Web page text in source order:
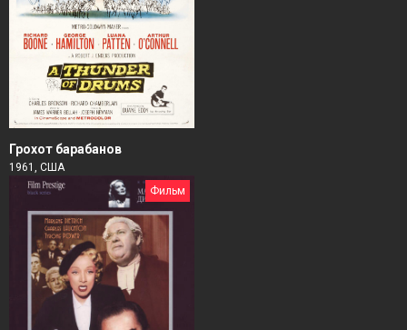
Грохот барабанов
1961, США
Фильм